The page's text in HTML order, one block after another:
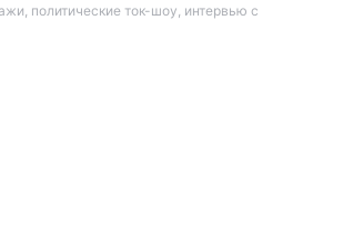
политические ток-шоу, интервью с